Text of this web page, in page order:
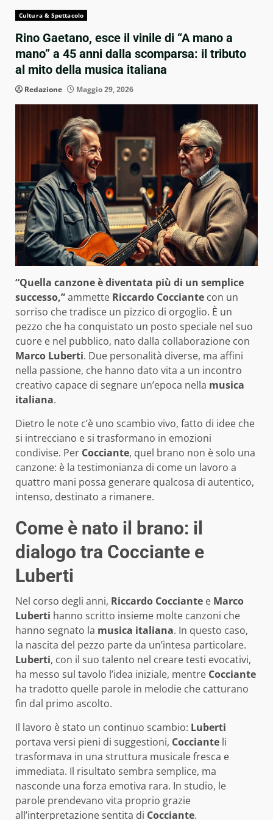
Cultura & Spettacolo
Rino Gaetano, esce il vinile di “A mano a
mano” a 45 anni dalla scomparsa: il tributo
al mito della musica italiana
Redazione Maggio 29, 2026
“Quella canzone è diventata più di un semplice
successo,”ammette Riccardo Cocciante con un
sorriso che tradisce un pizzico di orgoglio. È un
pezzo che ha conquistato un posto speciale nel suo
cuore e nel pubblico, nato dalla collaborazione con
Marco Luberti. Due personalità diverse, ma affini
nella passione, che hanno dato vita a un incontro
creativo capace di segnare un’epoca nella musica
italiana.
Dietro le note c’è uno scambio vivo, fatto di idee che
si intrecciano e si trasformano in emozioni
condivise. Per Cocciante, quel brano non è solo una
canzone: è la testimonianza di come un lavoro a
quattro mani possa generare qualcosa di autentico,
intenso, destinato a rimanere.
Come è nato il brano: il
dialogo tra Cocciante e
Luberti
Nel corso degli anni, Riccardo Cocciante e Marco
Luberti hanno scritto insieme molte canzoni che
hanno segnato la musica italiana. In questo caso,
la nascita del pezzo parte da un’intesa particolare.
Luberti, con il suo talento nel creare testi evocativi,
ha messo sul tavolo l’idea iniziale, mentre Cocciante
ha tradotto quelle parole in melodie che catturano
fin dal primo ascolto.
Il lavoro è stato un continuo scambio: Luberti
portava versi pieni di suggestioni, Cocciante li
trasformava in una struttura musicale fresca e
immediata. Il risultato sembra semplice, ma
nasconde una forza emotiva rara. In studio, le
parole prendevano vita proprio grazie
all’interpretazione sentita di Cocciante.